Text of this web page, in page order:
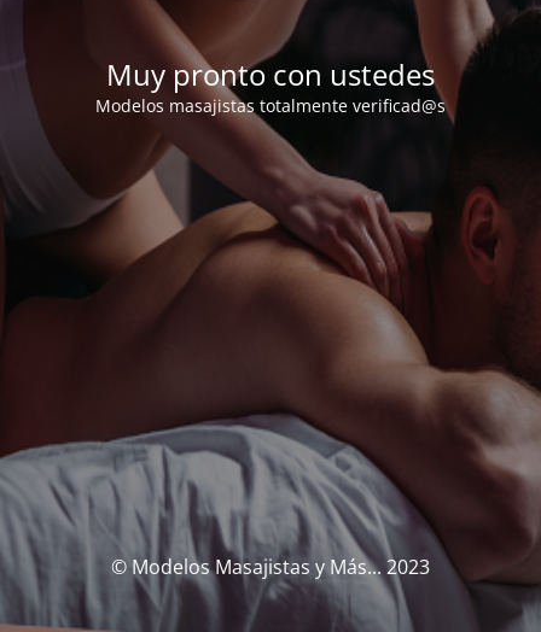
Muy pronto con ustedes
Modelos masajistas totalmente verificad@s
© Modelos Masajistas y Más... 2023